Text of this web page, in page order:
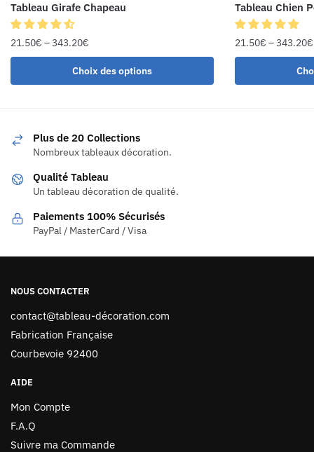
Tableau Girafe Chapeau
21.50€ –343.20€
Choix des options
Tableau Chien
21.50€ –343.20€
Plus de 20 Collections
Nombreux tableaux décoration.
Qualité Tableau
Un tableau décoration de qualité.
Paiements 100% Sécurisés
PayPal / MasterCard / Visa
NOUS CONTACTER
contact@tableau-décoration.com
Fabrication Française
Courbevoie 92400
AIDE
Mon Compte
F.A.Q
Suivre ma Commande